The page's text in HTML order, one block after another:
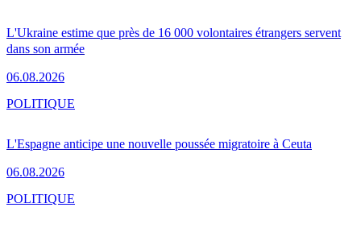
L'Ukraine estime que près de 16 000 volontaires étrangers servent
dans son armée
06.08.2026
L'Espagne anticipe une nouvelle poussée migratoire à Ceuta
06.08.2026
POLITIQUE
POLITIQUE